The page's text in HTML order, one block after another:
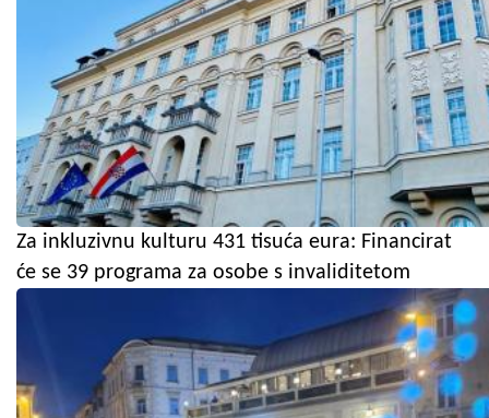
Za inkluzivnu kulturu 431 tisuća eura: Financirat
će se 39 programa za osobe s invaliditetom